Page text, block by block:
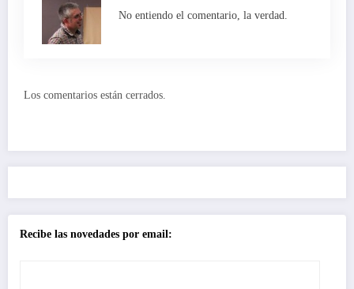
No entiendo el comentario, la verdad.
Los comentarios están cerrados.
Recibe las novedades por email: